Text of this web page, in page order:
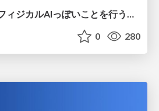
toio・myCobotでフィジカルAIっぽいことを行うための検討（とりあえず調査） / フィジカルAI LT（IoTLTによる開催）
0 280